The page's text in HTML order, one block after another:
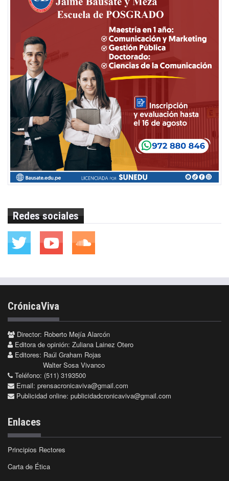
Redes sociales
CrónicaViva
Director: Roberto Mejía Alarcón
Editora de opinión: Zuliana Lainez Otero
Editores: Raúl Graham Rojas
Walter Sosa Vivanco
Teléfono: (511) 3193500
Email: prensacronicaviva@gmail.com
Publicidad online: publicidadcronicaviva@gmail.com
Enlaces
Principios Rectores
Carta de Ética